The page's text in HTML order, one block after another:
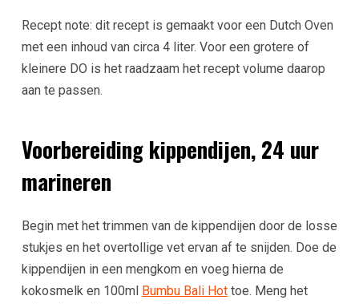
Recept note: dit recept is gemaakt voor een Dutch Oven
met een inhoud van circa 4 liter. Voor een grotere of
kleinere DO is het raadzaam het recept volume daarop
aan te passen.
Voorbereiding kippendijen, 24 uur
marineren
Begin met het trimmen van de kippendijen door de losse
stukjes en het overtollige vet ervan af te snijden. Doe de
kippendijen in een mengkom en voeg hierna de
kokosmelk en 100ml
Bumbu Bali Hottoe. Meng het